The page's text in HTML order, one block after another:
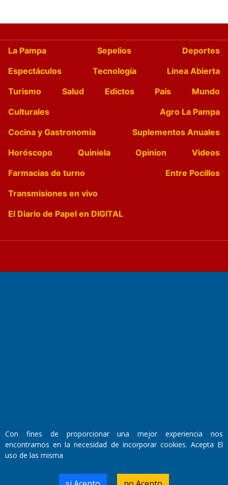
La Pampa Sepelios
Deportes
Espectáculos
Tecnología
Linea Abierta
Turismo
Salud Edictos País
Mundo
Culturales
Agro La Pampa
Cocina y Gastronomía
Suplementos Anuales
Horóscopo
Quiniela Opinion
Videos
Farmacias de turno
Entre Pocillos
Transmisiones en vivo
El Diario de Papel en DIGITAL
Domicilio Legal: José Ingenieros 855,
Santa Rosa, La Pampa.
RL-2019-55551274-APN-DNDA#MJ
Con fines de proporcionar una mejor experiencia nos
encontramos en la necesidad de incorporar cookies. Acepta El
uso de las misma